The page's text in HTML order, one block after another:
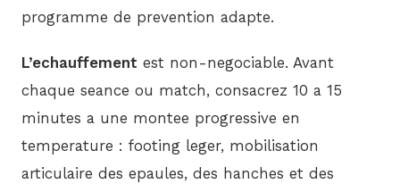
programme de prevention adapte.
L’echauffement est non-negociable. Avant
chaque seance ou match, consacrez 10 a 15
minutes a une montee progressive en
temperature : footing leger, mobilisation
articulaire des epaules, des hanches et des